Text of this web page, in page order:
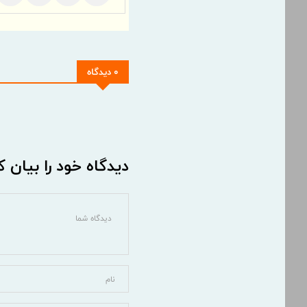
0 دیدگاه
دیدگاه خود را بیان